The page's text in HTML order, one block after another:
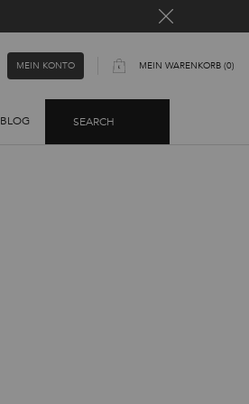
MEIN KONTO MEIN WARENKORB 0
0 PRODUKT
BLOG SEARCH